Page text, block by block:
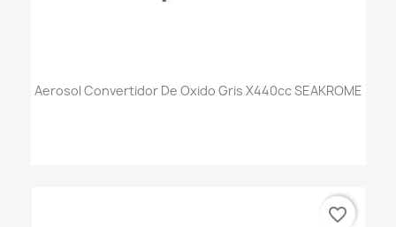
Aerosol Convertidor De Oxido Gris X440cc SEAKROME
favorite_border